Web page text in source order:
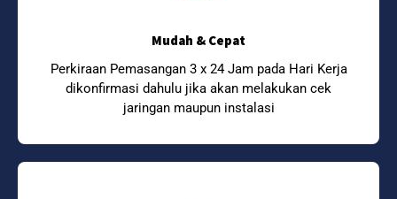
Mudah & Cepat
Perkiraan Pemasangan 3 x 24 Jam pada Hari Kerja
dikonfirmasi dahulu jika akan melakukan cek
jaringan maupun instalasi